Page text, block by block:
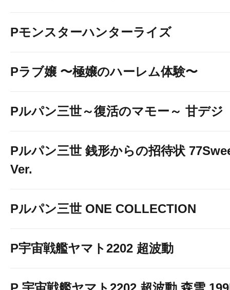
Pモンスターハンターライズ
Pラブ嬢 〜極嬢のハーレム体験〜
Pルパン三世～復活のマモー～ 甘デジ
Pルパン三世 銭形からの招待状
Ver.
Pルパン三世 ONE COLLECTION
P宇宙戦艦ヤマト2202 超波動